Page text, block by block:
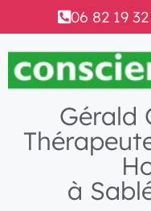
06 82 19
Gérald
à